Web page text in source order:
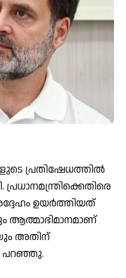
പ്രതിഷേധത്തില്‍
ഉയർത്തിയത്
ആത്മാഭിമാനമാണ്
അതിന്
പറഞ്ഞു.